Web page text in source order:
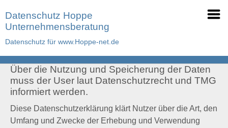
Datenschutz Hoppe
Unternehmensberatung
Datenschutz für www.Hoppe-net.de
Über die Nutzung und Speicherung der Daten
muss der User laut Datenschutzrecht und TMG
informiert werden.
Diese Datenschutzerklärung klärt Nutzer über die Art, den
Umfang und Zwecke der Erhebung und Verwendung